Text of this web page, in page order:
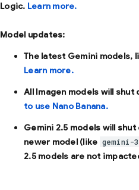
Logic. Learn more.
Model updates:
The latest Gemini models,
Learn more.
All Imagen models will shut
to use Nano Banana.
Gemini 2.5 models will shut
newer model (like gemini-
2.5 models are not